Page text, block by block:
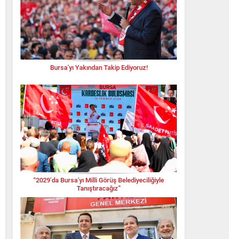
Bursa’yı Yakından Takip Ediyoruz!
“2029’da Bursa’yı Milli Görüş Belediyeciliğiyle
Tanıştıracağız”